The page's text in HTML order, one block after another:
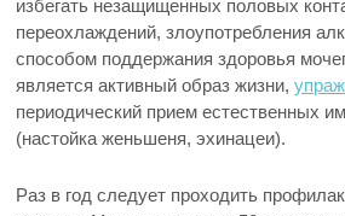
избегать незащищенных половых
переохлаждений, злоупотребления
способом поддержания здоровья
является активный образ жизни,
периодический прием естественных
(настойка женьшеня, эхинацеи).
Раз в год следует проходить